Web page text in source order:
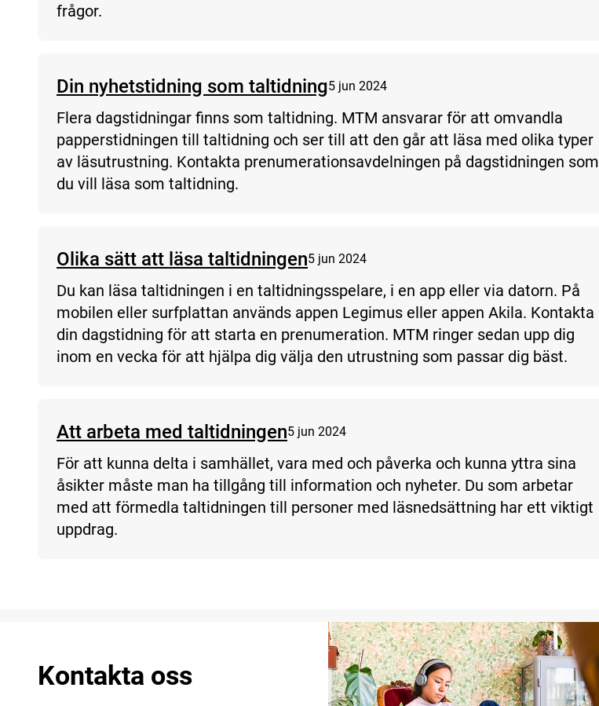
frågor.
Din nyhetstidning som taltidning5 jun 2024
Flera dagstidningar finns som taltidning. MTM ansvarar för att omvandla
papperstidningen till taltidning och ser till att den går att läsa med olika typer
av läsutrustning. Kontakta prenumerationsavdelningen på dagstidningen som
du vill läsa som taltidning.
Olika sätt att läsa taltidningen5 jun 2024
Du kan läsa taltidningen i en taltidningsspelare, i en app eller via datorn. På
mobilen eller surfplattan används appen Legimus eller appen Akila. Kontakta
din dagstidning för att starta en prenumeration. MTM ringer sedan upp dig
inom en vecka för att hjälpa dig välja den utrustning som passar dig bäst.
Att arbeta med taltidningen5 jun 2024
För att kunna delta i samhället, vara med och påverka och kunna yttra sina
åsikter måste man ha tillgång till information och nyheter. Du som arbetar
med att förmedla taltidningen till personer med läsnedsättning har ett viktigt
uppdrag.
Kontakta oss